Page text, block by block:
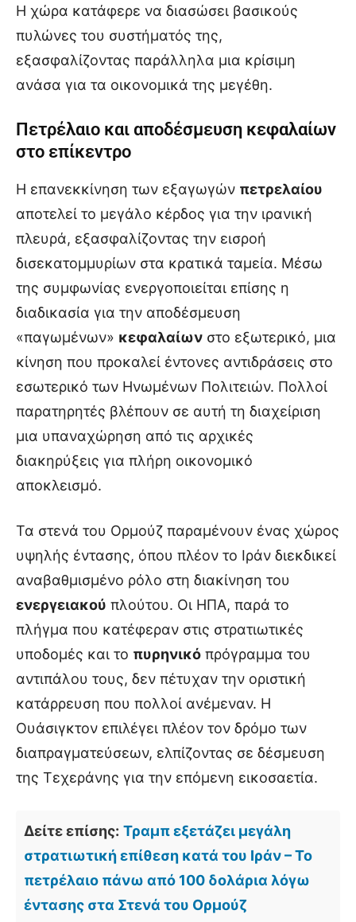
Η χώρα κατάφερε να διασώσει βασικούς
πυλώνες του συστήματός της,
εξασφαλίζοντας παράλληλα μια κρίσιμη
ανάσα για τα οικονομικά της μεγέθη.
Πετρέλαιο και αποδέσμευση κεφαλαίων
στο επίκεντρο
Η επανεκκίνηση των εξαγωγών πετρελαίου
αποτελεί το μεγάλο κέρδος για την ιρανική
πλευρά, εξασφαλίζοντας την εισροή
δισεκατομμυρίων στα κρατικά ταμεία. Μέσω
της συμφωνίας ενεργοποιείται επίσης η
διαδικασία για την αποδέσμευση
«παγωμένων» κεφαλαίων στο εξωτερικό, μια
κίνηση που προκαλεί έντονες αντιδράσεις στο
εσωτερικό των Ηνωμένων Πολιτειών. Πολλοί
παρατηρητές βλέπουν σε αυτή τη διαχείριση
μια υπαναχώρηση από τις αρχικές
διακηρύξεις για πλήρη οικονομικό
αποκλεισμό.
Τα στενά του Ορμούζ παραμένουν ένας χώρος
υψηλής έντασης, όπου πλέον το Ιράν διεκδικεί
αναβαθμισμένο ρόλο στη διακίνηση του
ενεργειακού πλούτου. Οι ΗΠΑ, παρά το
πλήγμα που κατέφεραν στις στρατιωτικές
υποδομές και το πυρηνικό πρόγραμμα του
αντιπάλου τους, δεν πέτυχαν την οριστική
κατάρρευση που πολλοί ανέμεναν. Η
Ουάσιγκτον επιλέγει πλέον τον δρόμο των
διαπραγματεύσεων, ελπίζοντας σε δέσμευση
της Τεχεράνης για την επόμενη εικοσαετία.
Δείτε επίσης: Τραμπ εξετάζει μεγάλη
στρατιωτική επίθεση κατά του Ιράν – Το
πετρέλαιο πάνω από 100 δολάρια λόγω
έντασης στα Στενά του Ορμούζ